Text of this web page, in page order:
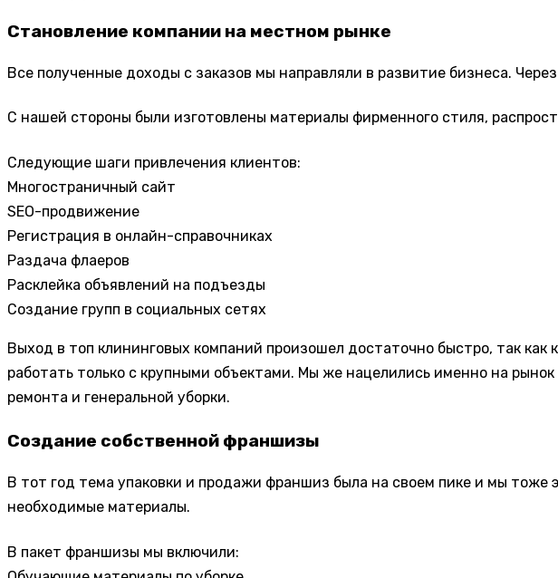
Становление компании на местном рынке
Все полученные доходы с заказов мы направляли в развитие бизнеса.
С нашей стороны были изготовлены материалы фирменного стиля,
Следующие шаги привлечения клиентов:
Многостраничный сайт
SEO-продвижение
Регистрация в онлайн-справочниках
Раздача флаеров
Расклейка объявлений на подъезды
Создание групп в социальных сетях
Выход в топ клининговых компаний произошел достаточно быстро, так
работать только с крупными объектами. Мы же нацелились именно на
ремонта и генеральной уборки.
Создание собственной франшизы
В тот год тема упаковки и продажи франшиз была на своем пике и мы тоже
необходимые материалы.
В пакет франшизы мы включили: